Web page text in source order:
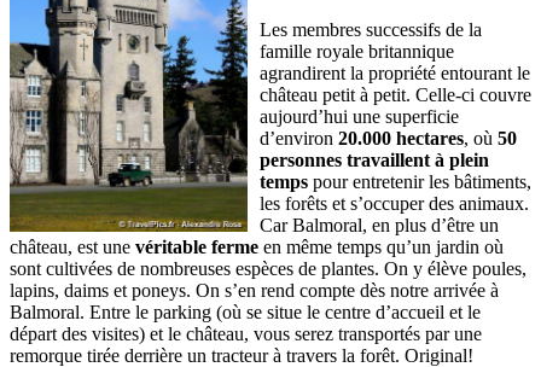
Les membres successifs de la
famille royale britannique
agrandirent la propriété entourant le
château petit à petit. Celle-ci couvre
aujourd’hui une superficie
d’environ 20.000 hectares, où 50
personnes travaillent à plein
temps pour entretenir les bâtiments,
les forêts et s’occuper des animaux.
Car Balmoral, en plus d’être un
château, est une véritable ferme en même temps qu’un jardin où
sont cultivées de nombreuses espèces de plantes. On y élève poules,
lapins, daims et poneys. On s’en rend compte dès notre arrivée à
Balmoral. Entre le parking (où se situe le centre d’accueil et le
départ des visites) et le château, vous serez transportés par une
remorque tirée derrière un tracteur à travers la forêt. Original!